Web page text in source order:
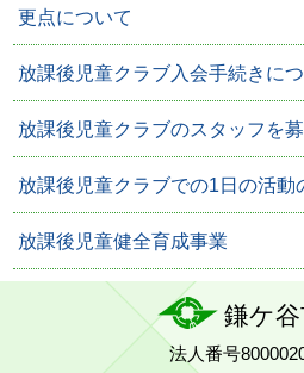
更点について
放課後児童クラブ入会手続きに
放課後児童クラブのスタッフを
放課後児童クラブでの1日の活動
放課後児童健全育成事業
鎌ケ
法人番号